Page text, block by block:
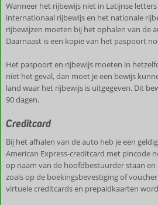
Wanneer het rijbewijs niet in Latijnse
internationaal rijbewijs en het nationale
rijbewijzen moeten bij het ophalen van de
Daarnaast is een kopie van het paspoort
Het paspoort en rijbewijs moeten in
niet het geval, dan moet je een bewijs
land waar het rijbewijs is uitgegeven. Dit
90 dagen.
Creditcard
Bij het afhalen van de auto heb je een
American Express-creditcard met pincode
op naam van de hoofdbestuurder staan en
zoals op de boekingsbevestiging of
virtuele creditcards en prepaidkaarten